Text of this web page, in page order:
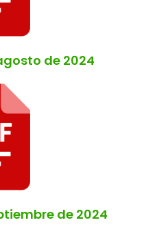
de 2024
de 2024